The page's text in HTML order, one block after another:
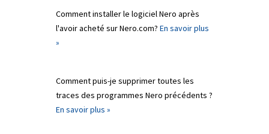
Comment installer le logiciel Nero après
l'avoir acheté sur Nero.com? En savoir plus
»
Comment puis-je supprimer toutes les
traces des programmes Nero précédents ?
En savoir plus »